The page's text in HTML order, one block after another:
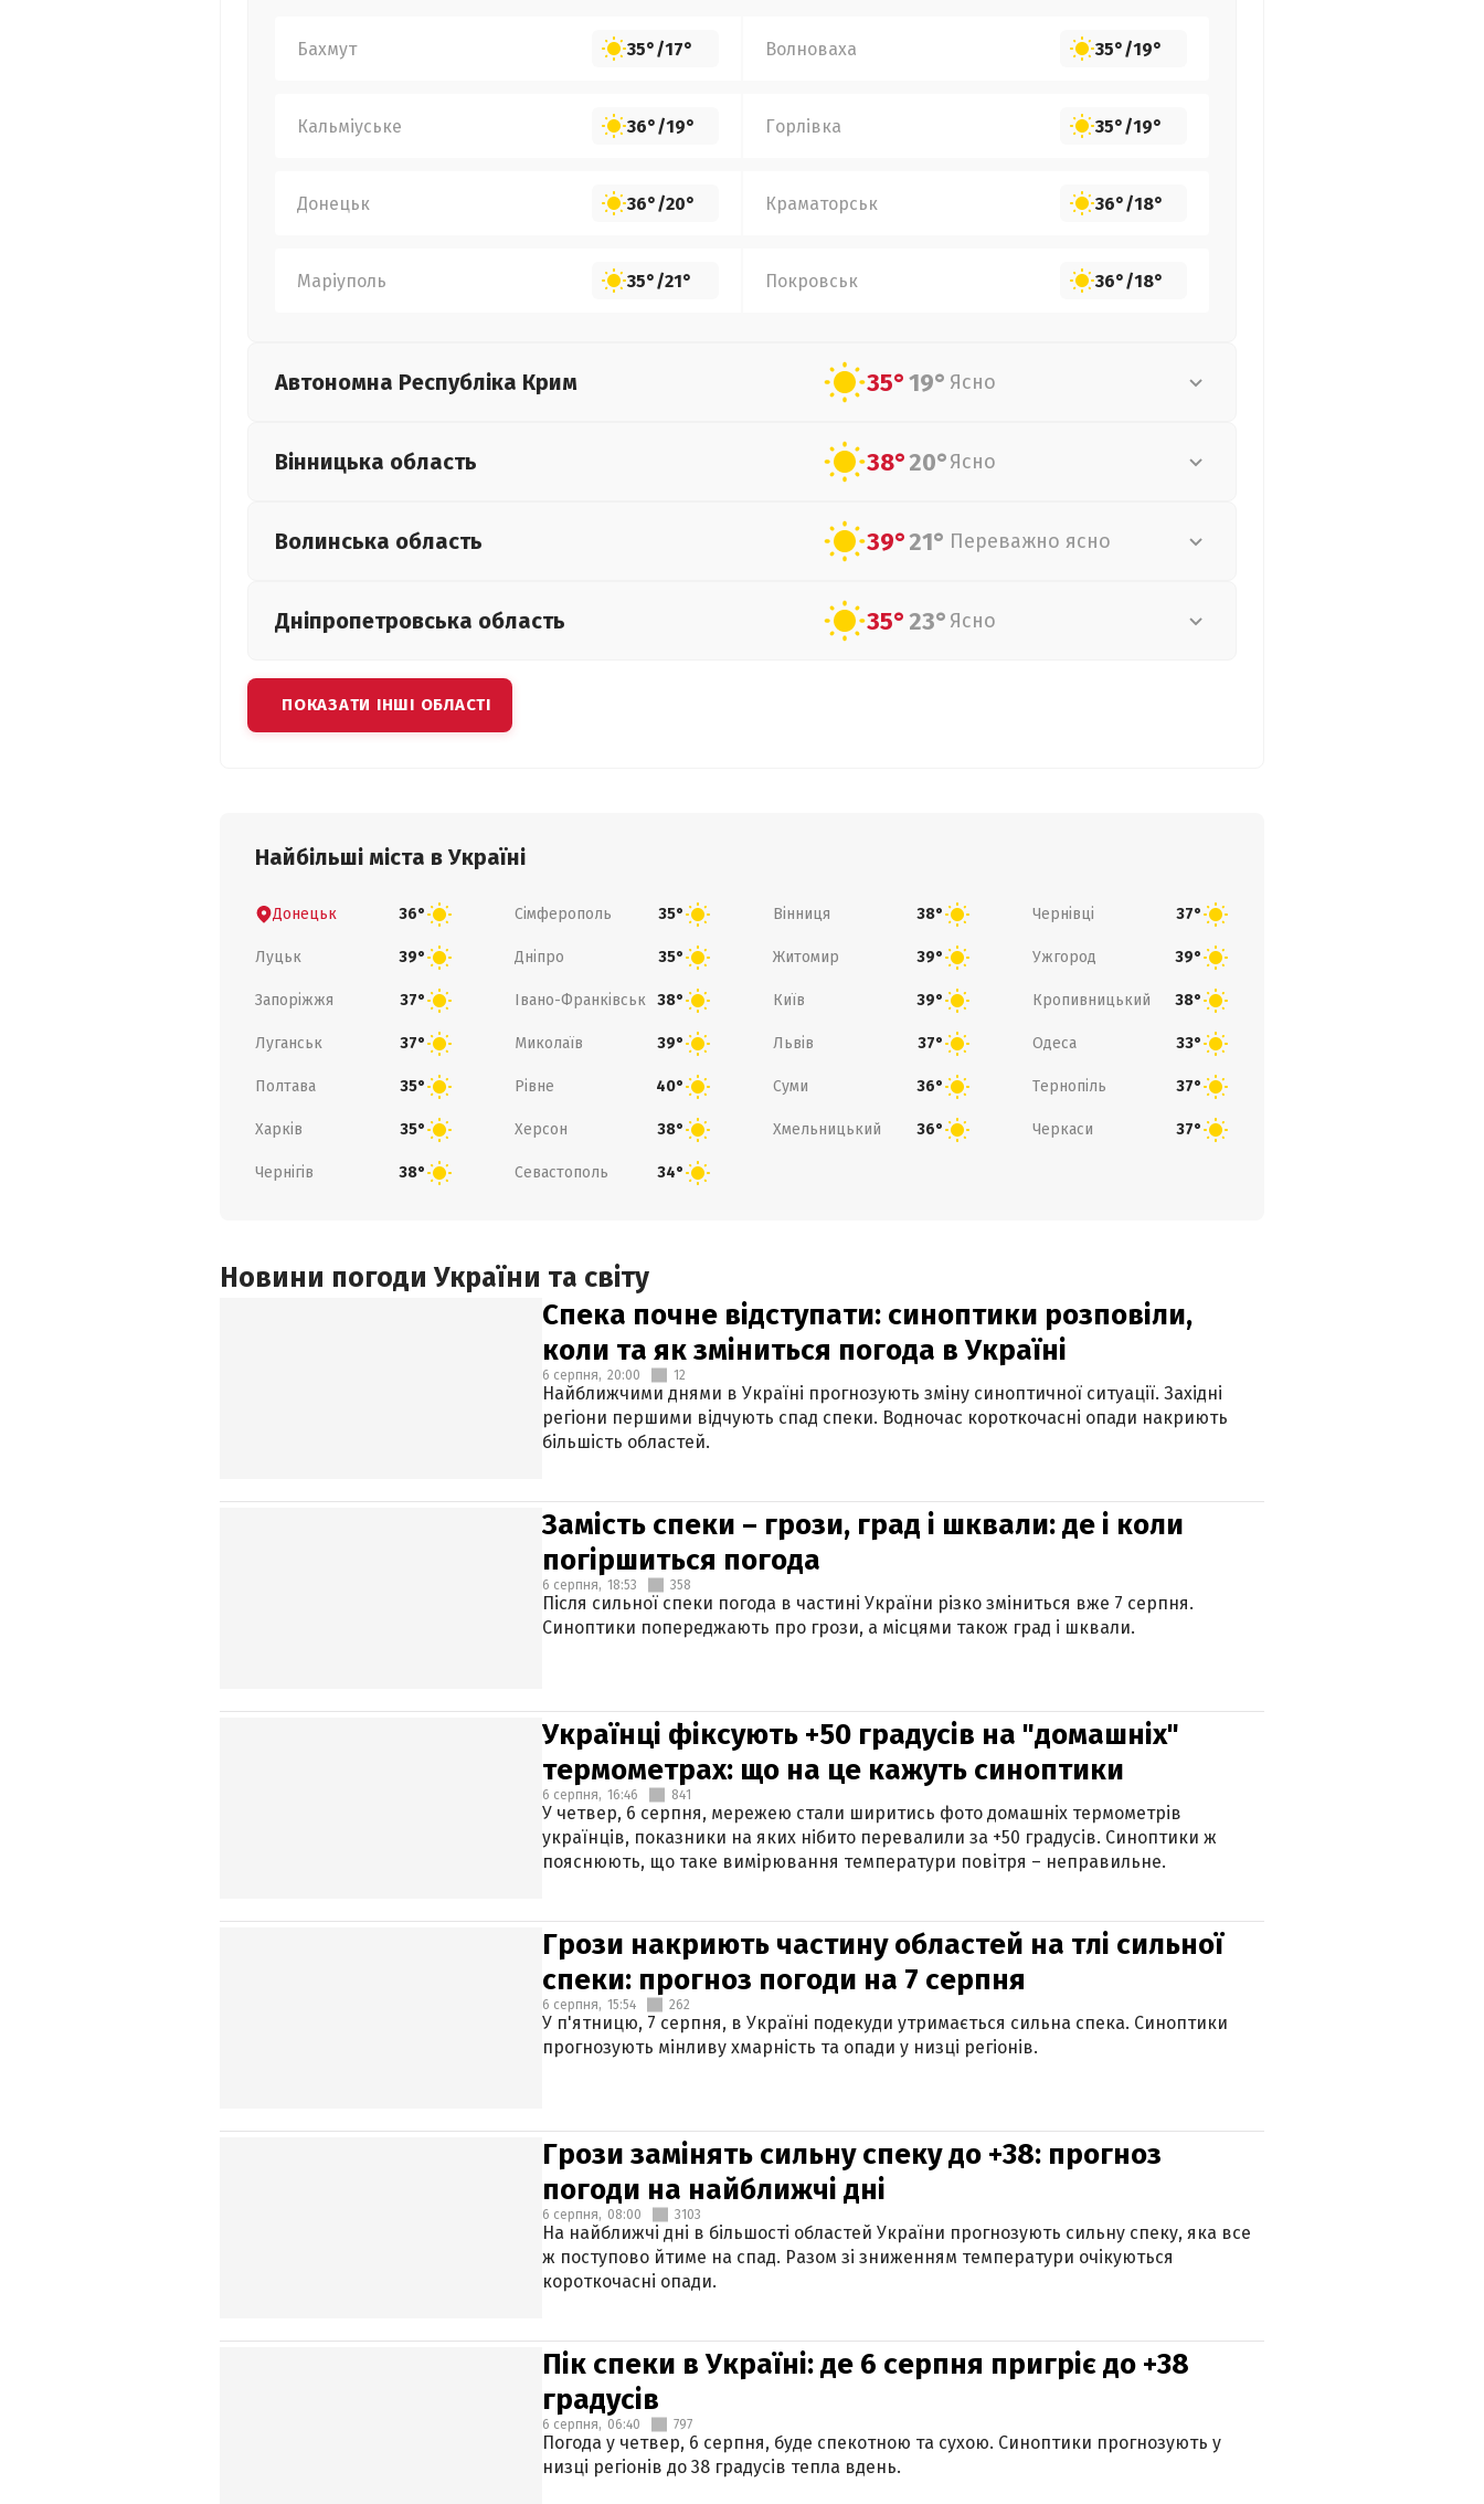
Бахмут 35°/17° Волноваха 35°/19°
Кальміуське 36°/19° Горлівка 35°/19°
Донецьк 36°/20° Краматорськ 36°/18°
Маріуполь 35°/21° Покровськ 36°/18°
Автономна Республіка Крим 35°19° Ясно
Вінницька область 38°20°Ясно
Волинська область 39°21° Переважно ясно
Дніпропетровська область 35°23° Ясно
ПОКАЗАТИ ІНШІ ОБЛАСТІ
Найбільші міста в Україні
Донецьк 36° Сімферополь 35° Вінниця 38° Чернівці 37°
Луцьк 39° Дніпро 35° Житомир 39° Ужгород 39°
Запоріжжя 37° Івано-Франківськ 38° Київ 39° Кропивницький 38°
Луганськ 37° Миколаїв 39° Львів 37° Одеса 33°
Полтава 35° Рівне 40° Суми 36° Тернопіль 37°
Харків 35° Херсон 38° Хмельницький 36° Черкаси 37°
Чернігів 38° Севастополь 34°
Новини погоди України та світу
Спека почне відступати: синоптики розповіли,
коли та як зміниться погода в Україні
6 серпня, 20:00 12
Найближчими днями в Україні прогнозують зміну синоптичної ситуації. Західні
регіони першими відчують спад спеки. Водночас короткочасні опади накриють
більшість областей.
Замість спеки – грози, град і шквали: де і коли
погіршиться погода
6 серпня, 18:53 358
Після сильної спеки погода в частині України різко зміниться вже 7 серпня.
Синоптики попереджають про грози, а місцями також град і шквали.
Українці фіксують +50 градусів на "домашніх"
термометрах: що на це кажуть синоптики
6 серпня, 16:46 841
У четвер, 6 серпня, мережею стали ширитись фото домашніх термометрів
українців, показники на яких нібито перевалили за +50 градусів. Синоптики ж
пояснюють, що таке вимірювання температури повітря – неправильне.
Грози накриють частину областей на тлі сильної
спеки: прогноз погоди на 7 серпня
6 серпня, 15:54 262
У п'ятницю, 7 серпня, в Україні подекуди утримається сильна спека. Синоптики
прогнозують мінливу хмарність та опади у низці регіонів.
Грози замінять сильну спеку до +38: прогноз
погоди на найближчі дні
6 серпня, 08:00 3103
На найближчі дні в більшості областей України прогнозують сильну спеку, яка все
ж поступово йтиме на спад. Разом зі зниженням температури очікуються
короткочасні опади.
Пік спеки в Україні: де 6 серпня пригріє до +38
градусів
6 серпня, 06:40 797
Погода у четвер, 6 серпня, буде спекотною та сухою. Синоптики прогнозують у
низці регіонів до 38 градусів тепла вдень.